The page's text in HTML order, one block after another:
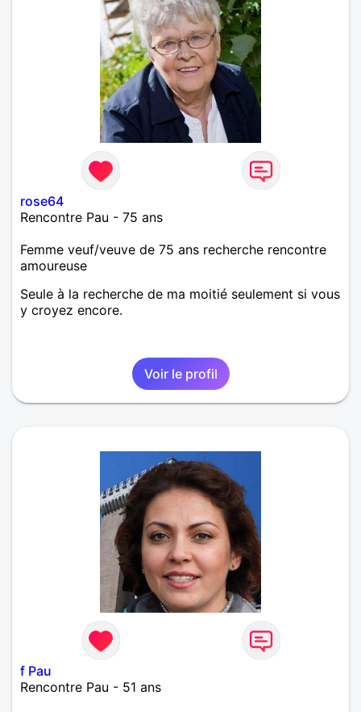
rose64
Rencontre Pau - 75 ans
Femme veuf/veuve de 75 ans recherche rencontre
amoureuse
Seule à la recherche de ma moitié seulement si vous
y croyez encore.
Voir le profil
f Pau
Rencontre Pau - 51 ans